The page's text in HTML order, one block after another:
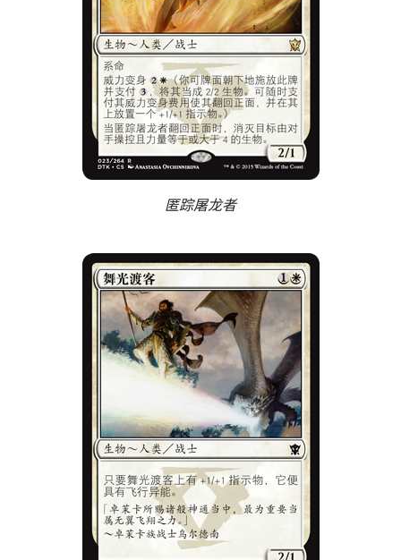
匿踪屠龙者